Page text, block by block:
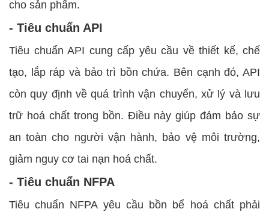
cho sản phẩm.
- Tiêu chuẩn API
Tiêu chuẩn API cung cấp yêu cầu về thiết kế, chế
tạo, lắp ráp và bảo trì bồn chứa. Bên cạnh đó, API
còn quy định về quá trình vận chuyển, xử lý và lưu
trữ hoá chất trong bồn. Điều này giúp đảm bảo sự
an toàn cho người vận hành, bảo vệ môi trường,
giảm nguy cơ tai nạn hoá chất.
- Tiêu chuẩn NFPA
Tiêu chuẩn NFPA yêu cầu bồn bể hoá chất phải